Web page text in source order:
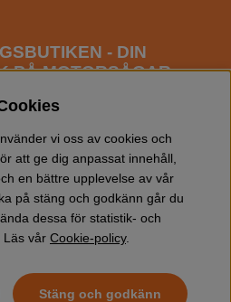
- DIN
PÅ MOTORSÅGAR
professionella användare av
ett brett sortiment av
alla tänkbaratillbehör
gallring och allmän
att handla din Husqvarna
online hos oss!
vi oss av cookies och
att ge dig anpassat innehåll,
en bättre upplevelse av vår
på stäng och godkänn går du
dessa för statistik- och
Läs vår Cookie-policy.
Stäng och godkänn